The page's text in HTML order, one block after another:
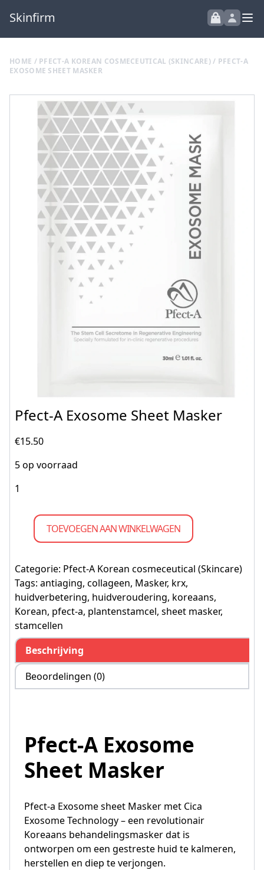
Skinfirm
HOME / PFECT-A KOREAN COSMECEUTICAL (SKINCARE)/ PFECT-A
EXOSOME SHEET MASKER
Pfect-A Exosome Sheet Masker
€15.50
5 op voorraad
TOEVOEGEN AAN WINKELWAGEN
Categorie: Pfect-A Korean cosmeceutical (Skincare)
Tags: antiaging, collageen, Masker, krx,
huidverbetering, huidveroudering, koreaans,
Korean, pfect-a, plantenstamcel, sheet masker,
stamcellen
Beschrijving
Beoordelingen (0)
Pfect-A Exosome
Sheet Masker
Pfect-a Exosome sheet Masker met Cica
Exosome Technology – een revolutionair
Koreaans behandelingsmasker dat is
ontworpen om een ​​gestreste huid te kalmeren,
herstellen en diep te verjongen.